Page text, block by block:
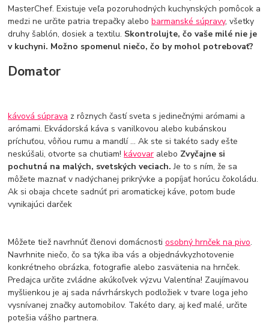
MasterChef. Existuje veľa pozoruhodných kuchynských pomôcok a
medzi ne určite patria trepačky alebobarmanské súpravy, všetky
druhy šablón, dosiek a textilu. Skontrolujte, čo vaše milé nie je
v kuchyni. Možno spomenul niečo, čo by mohol potrebovať?
Domator
kávová súprava z rôznych častí sveta s jedinečnými arómami a
arómami. Ekvádorská káva s vanilkovou alebo kubánskou
príchuťou, vôňou rumu a mandlí ... Ak ste si takéto sady ešte
neskúšali, otvorte sa chutiam!kávovar alebo Zvyčajne si
pochutná na malých, svetských veciach.Je to s ním, že sa
môžete maznať v nadýchanej prikrývke a popíjať horúcu čokoládu.
Ak si obaja chcete sadnúť pri aromatickej káve, potom bude
vynikajúci darček
Môžete tiež navrhnúť členovi domácnostiosobný hrnček na pivo.
Navrhnite niečo, čo sa týka iba vás a objednávkyzhotovenie
konkrétneho obrázka, fotografie alebo zasvätenia na hrnček.
Predajca určite zvládne akúkoľvek výzvu Valentína! Zaujímavou
myšlienkou je aj sada návrhárskych podložiek v tvare loga jeho
vysnívanej značky automobilov. Takéto dary, aj keď malé, určite
potešia vášho partnera.